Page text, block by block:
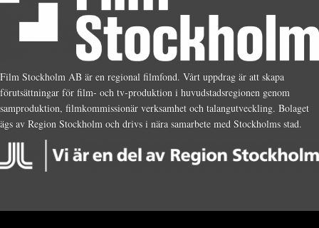
Film Stockholm AB är en regional filmfond. Vårt uppdrag är att skapa
förutsättningar för film- och tv-produktion i huvudstadsregionen genom
samproduktion, filmkommissionär verksamhet och talangutveckling. Bolaget
ägs av Region Stockholm och drivs i nära samarbete med Stockholms stad.